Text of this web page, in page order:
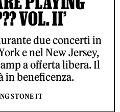
VOL. II’
due concerti in
e nel New Jersey,
a offerta libera. Il
in beneficenza.
STONE IT